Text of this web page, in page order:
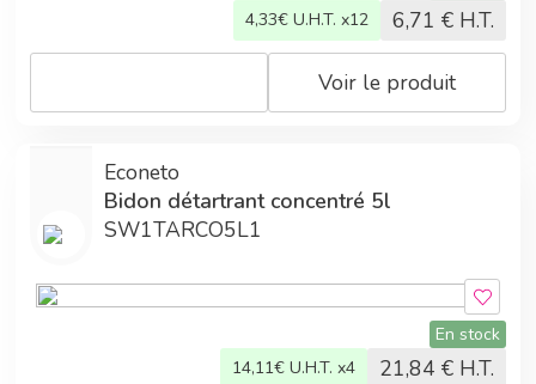
4,33€ U.H.T. x12 6,71 € H.T.
Voir le produit
Econeto
Bidon détartrant concentré 5l
SW1TARCO5L1
En stock
14,11€ U.H.T. x4 21,84 € H.T.